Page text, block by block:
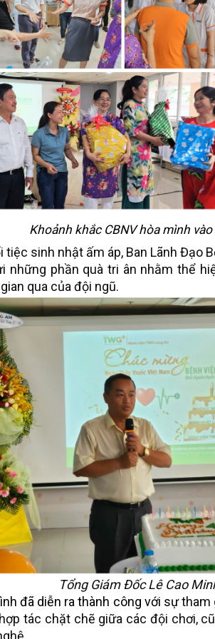
Khoảnh khắc CBNV hòa mình
tiệc sinh nhật ấm áp, Ban Lãnh Đạo
những phần quà tri ân nhằm thể
qua của đội ngũ.
Tổng Giám Đốc Lê Cao
đã diễn ra thành công với sựtham
tác chặt chẽ giữa các đội chơi,